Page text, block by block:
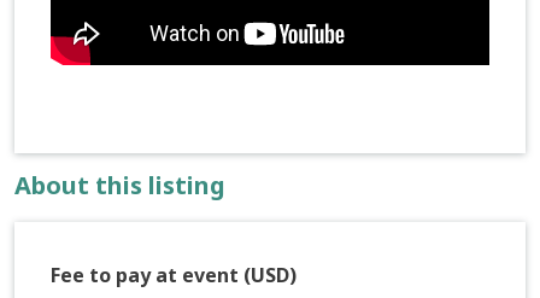
About this listing
Fee to pay at event (USD)